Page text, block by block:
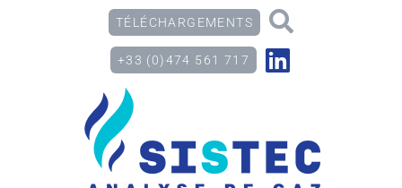
TÉLÉCHARGEMENTS
+33 (0)474 561 717